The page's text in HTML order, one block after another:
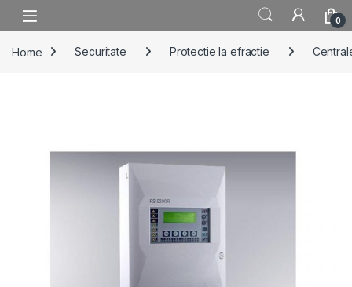
Skip to navigation
Skip to content
0
Home Securitate Protectie la efractie